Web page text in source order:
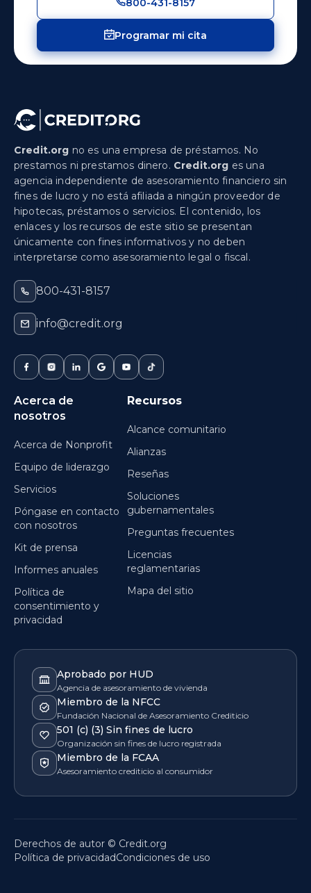
800-431-8157
Programar mi cita
Credit.org no es una empresa de préstamos. No
prestamos ni prestamos dinero. Credit.org es una
agencia independiente de asesoramiento financiero sin
fines de lucro y no está afiliada a ningún proveedor de
hipotecas, préstamos o servicios. El contenido, los
enlaces y los recursos de este sitio se presentan
únicamente con fines informativos y no deben
interpretarse como asesoramiento legal o fiscal.
800-431-8157
info@credit.org
Acerca de
nosotros
Acerca de Nonprofit
Equipo de liderazgo
Servicios
Póngase en contacto
con nosotros
Kit de prensa
Informes anuales
Política de
consentimiento y
privacidad
Recursos
Alcance comunitario
Alianzas
Reseñas
Soluciones
gubernamentales
Preguntas frecuentes
Licencias
reglamentarias
Mapa del sitio
Aprobado por HUD
Agencia de asesoramiento de vivienda
Miembro de la NFCC
Fundación Nacional de Asesoramiento Crediticio
501 (c) (3) Sin fines de lucro
Organización sin fines de lucro registrada
Miembro de la FCAA
Asesoramiento crediticio al consumidor
Derechos de autor © Credit.org
Política de privacidadCondiciones de uso